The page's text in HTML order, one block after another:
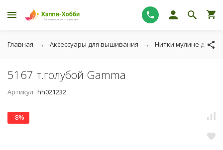
Главная Аксессуары для вышивания Нитки мулине для
5167 т.голубой Gamma
Артикул: hh021232
-8%